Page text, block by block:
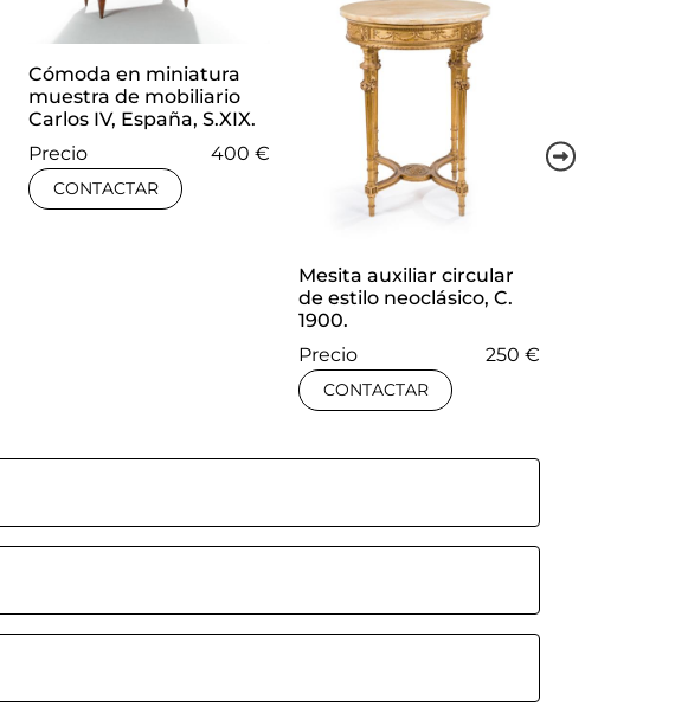
Cómoda en miniatura
muestra de mobiliario
Carlos IV, España, S.XIX.
Precio
400 €
CONTACTAR
Mesita auxiliar circular
de estilo neoclásico, C.
1900.
Precio
250 €
CONTACTAR